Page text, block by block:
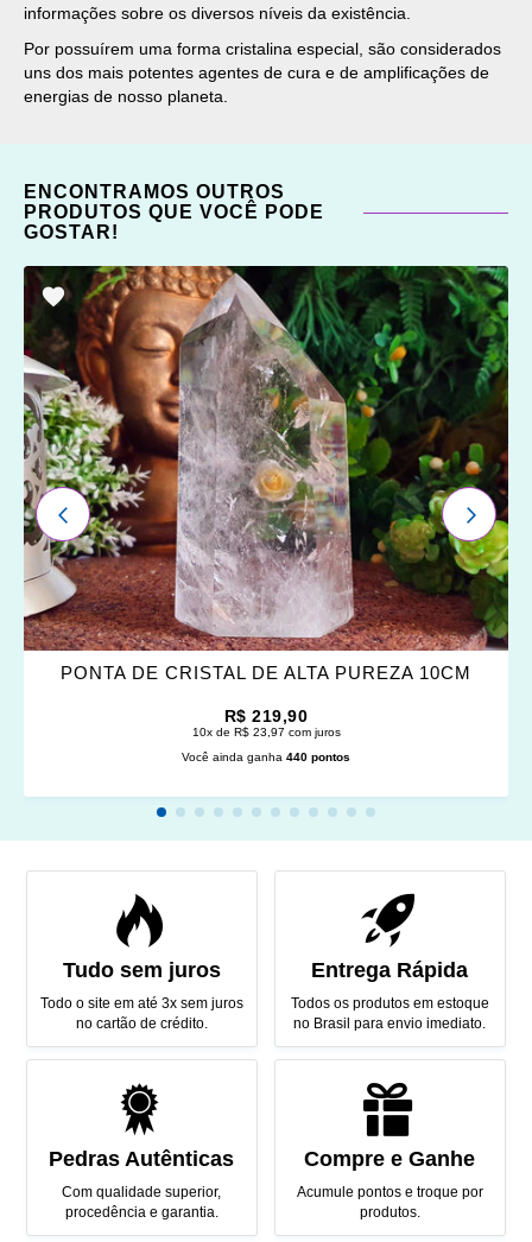
informações sobre os diversos níveis da existência.
Por possuírem uma forma cristalina especial, são considerados
uns dos mais potentes agentes de cura e de amplificações de
energias de nosso planeta.
ENCONTRAMOS OUTROS
PRODUTOS QUE VOCÊ PODE
GOSTAR!
ADICIONAR
OS
FAVORITOS
PONTA DE CRISTAL DE ALTA PUREZA 10CM
R$ 219,90
10x de R$ 23,97 com juros
Você ainda ganha 440 pontos
ANTERIOR
Tudo sem juros
Todo o site em até 3x sem juros
no cartão de crédito.
Entrega Rápida
Todos os produtos em estoque
no Brasil para envio imediato.
Pedras Autênticas
Com qualidade superior,
procedência e garantia.
Compre e Ganhe
Acumule pontos e troque por
produtos.